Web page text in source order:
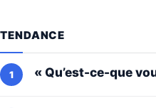
TENDANCE
« Qu’est-ce-que